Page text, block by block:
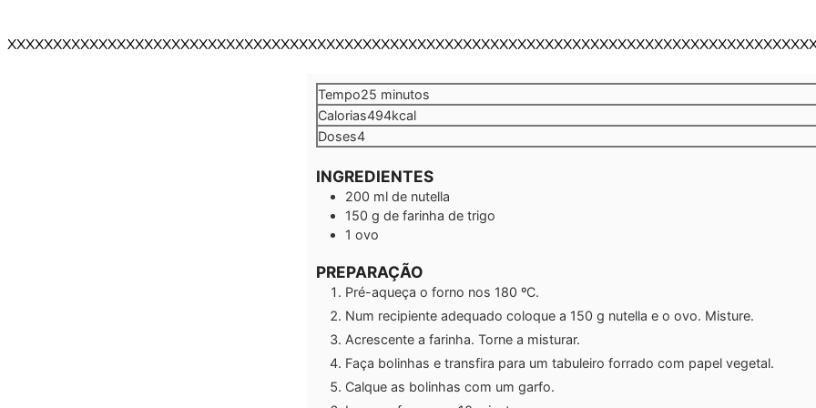
Tempo25 minutos
minutos
Calorias494kcal
Doses4
INGREDIENTES
200 ml de nutella
150 g de farinha de trigo
1 ovo
PREPARAÇÃO
Pré-aqueça o forno nos 180 ºC.
Num recipiente adequado coloque a 150 g nutella e o ovo. Misture.
Acrescente a farinha. Torne a misturar.
Faça bolinhas e transfira para um tabuleiro forrado com papel vegetal.
Calque as bolinhas com um garfo.